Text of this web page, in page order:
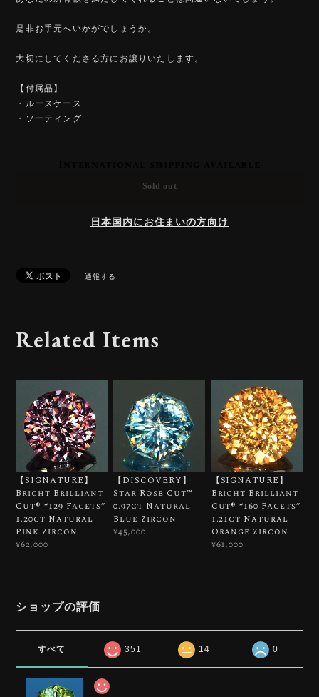
是非お手元へいかがでしょうか。
大切にしてくださる方にお譲りいたします。
【付属品】
・ルースケース
・ソーティング
Sold out
日本国内にお住まいの方向け
通報する
Related Items
【SIGNATURE】
Bright Brilliant
Cut®︎ “129 Facets”
1.20ct Natural
Pink Zircon
¥62,000
【DISCOVERY】
Star Rose Cut™️
0.97ct Natural
Blue Zircon
¥45,000
【SIGNATURE】
Bright Brilliant
Cut®︎ “160 Facets”
1.21ct Natural
Orange Zircon
¥61,000
ショップの評価
すべて 351 14 0